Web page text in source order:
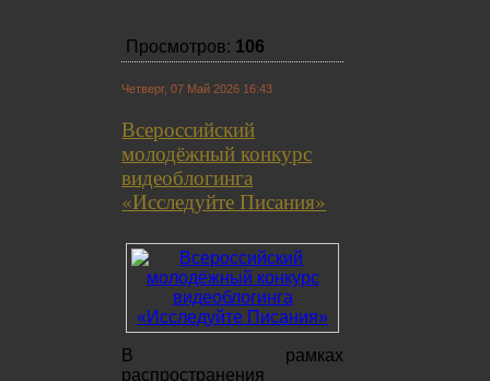
Просмотров: 106
Четверг, 07 Май 2026 16:43
Всероссийский
молодёжный конкурс
видеоблогинга
«Исследуйте Писания»
В рамках
распространения